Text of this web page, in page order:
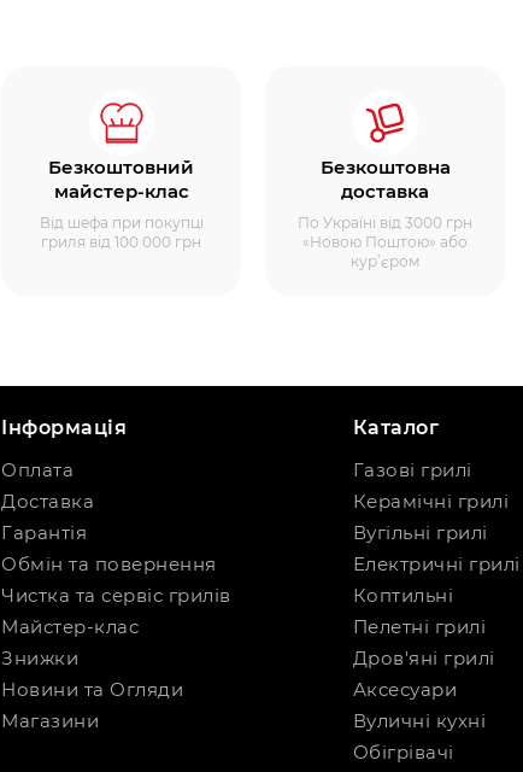
Безкоштовний
майстер-клас
Від шефа при покупці
гриля від 100 000 грн
Безкоштовна
доставка
По Україні від 3000 грн
«Новою Поштою» або
кур’єром
Інформація
Оплата
Доставка
Гарантія
Обмін та повернення
Чистка та сервіс грилів
Майстер-клас
Знижки
Новини та Огляди
Магазини
Каталог
Газові грилі
Керамічні грилі
Вугільні грилі
Електричні грилі
Коптильні
Пелетні грилі
Дров'яні грилі
Аксесуари
Вуличні кухні
Обігрівачі